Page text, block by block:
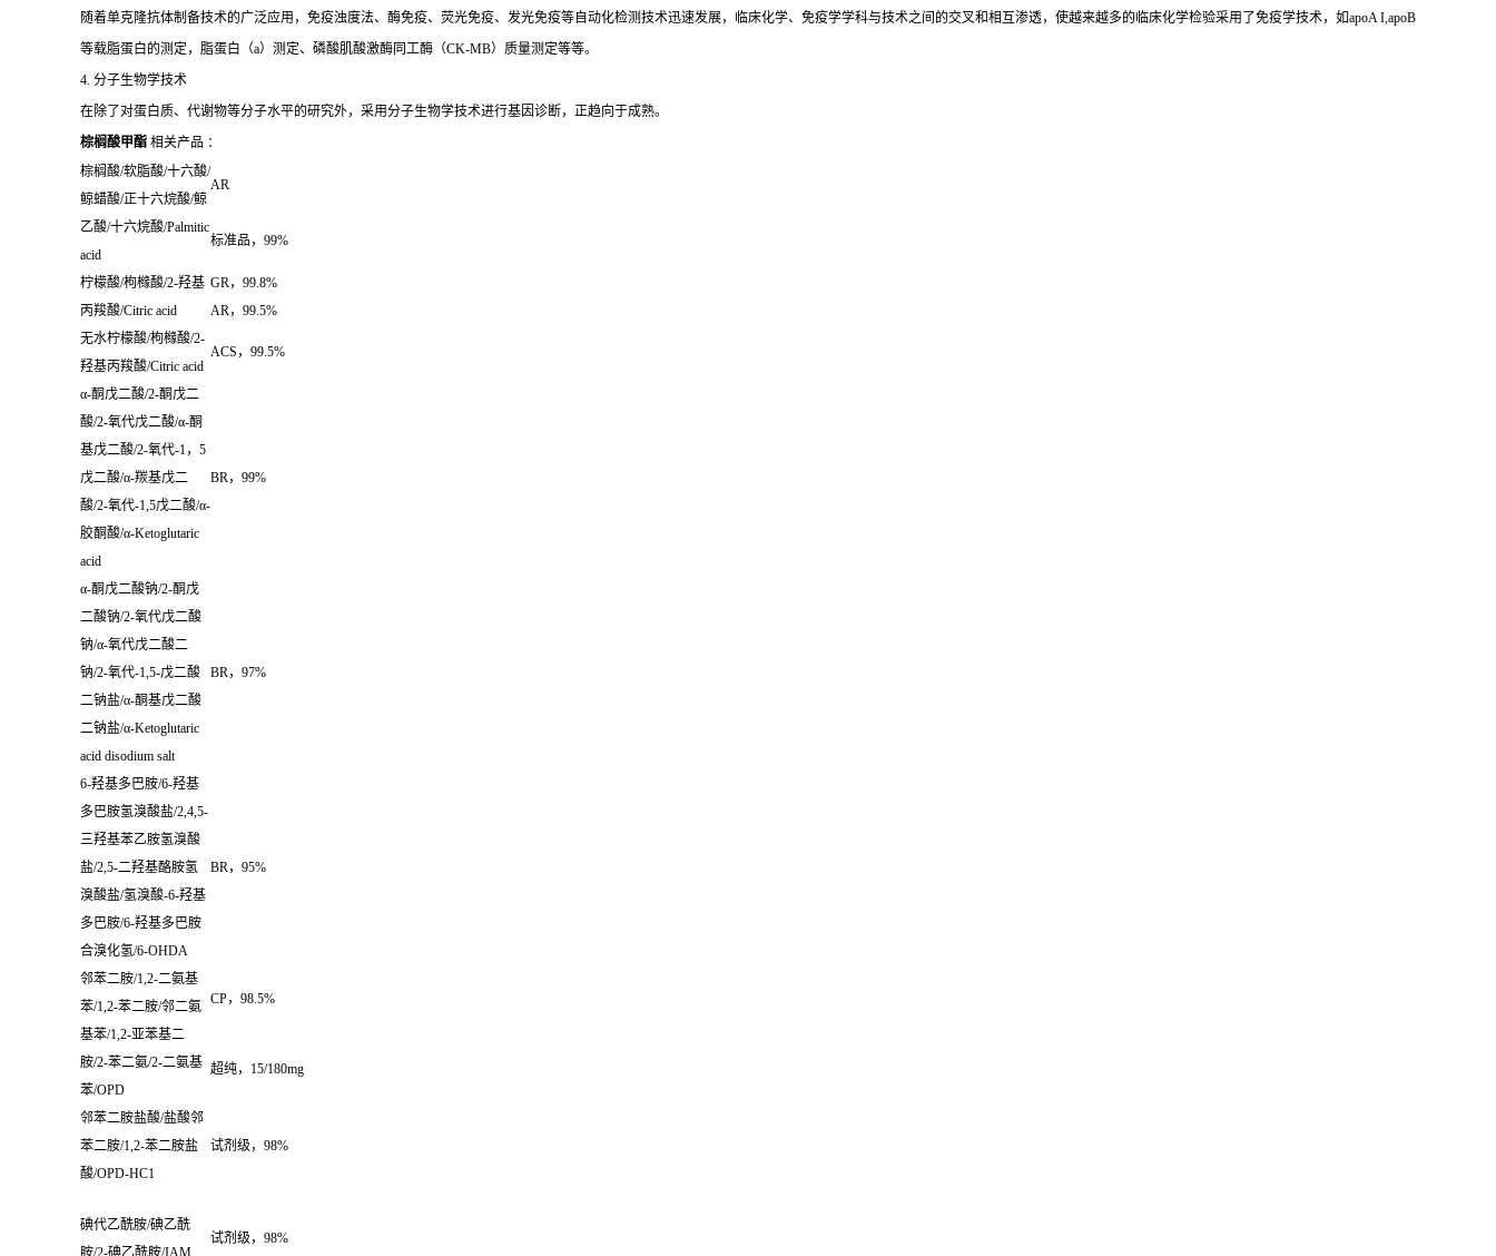
随着单克隆抗体制备技术的广泛应用，免疫浊度法、酶免疫、荧光免疫、发光免疫等自动化检测技术迅速发展，临床化学、免疫学学科与技术之间的交叉和相互渗透，使越来越多的临床化学检验采用了免疫学技术，如apoA I,apoB
等载脂蛋白的测定，脂蛋白（a）测定、磷酸肌酸激酶同工酶（CK-MB）质量测定等等。
4. 分子生物学技术
在除了对蛋白质、代谢物等分子水平的研究外，采用分子生物学技术进行基因诊断，正趋向于成熟。
棕榈酸甲酯 相关产品 ：
棕榈酸/软脂酸/十六酸/
鲸蜡酸/正十六烷酸/鲸
乙酸/十六烷酸/Palmitic
acid
AR
标准品， 99%
柠檬酸/枸橼酸/2-羟基
丙羧酸/Citric acid
GR， 99.8%
AR， 99.5%
无水柠檬酸/枸橼酸/2-
羟基丙羧酸/Citric acid
ACS ， 99.5%
α-酮戊二酸/2-酮戊二
酸/2-氧代戊二酸/α-酮
基戊二酸/2-氧代-1， 5
戊二酸/α-羰基戊二
酸/2-氧代-1,5戊二酸/α-
胶酮酸/α-Ketoglutaric
acid
BR， 99%
α-酮戊二酸钠/2-酮戊
二酸钠/2-氧代戊二酸
钠/α-氧代戊二酸二
钠/2-氧代-1,5-戊二酸
二钠盐/α-酮基戊二酸
二钠盐/α-Ketoglutaric
acid disodium salt
BR， 97%
6-羟基多巴胺/6-羟基
多巴胺氢溴酸盐/2,4,5-
三羟基苯乙胺氢溴酸
盐/2,5-二羟基酪胺氢
溴酸盐/氢溴酸-6-羟基
多巴胺/6-羟基多巴胺
合溴化氢/6-OHDA
BR， 95%
邻苯二胺/1,2-二氨基
苯/1,2-苯二胺/邻二氨
基苯/1,2-亚苯基二
胺/2-苯二氨/2-二氨基
苯/OPD
CP， 98.5%
超纯， 15/180mg
邻苯二胺盐酸/盐酸邻
苯二胺/1,2-苯二胺盐
酸/OPD-HC1
试剂级， 98%
碘代乙酰胺/碘乙酰
胺/2-碘乙酰胺/IAM
试剂级， 98%